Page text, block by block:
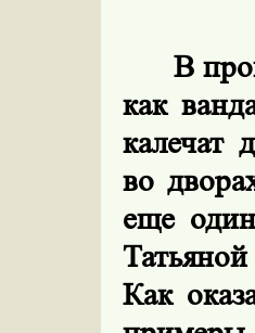
В
как
калечат
во
еще
Как